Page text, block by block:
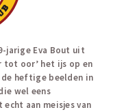
jarige Eva Bout uit
tot oor’ het ijs op en
heftige beelden in
wel eens
aan meisjes van